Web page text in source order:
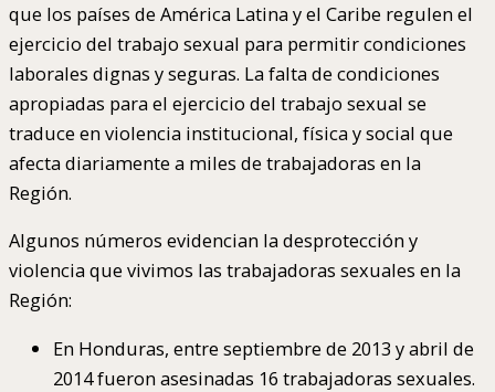
que los países de América Latina y el Caribe regulen el
ejercicio del trabajo sexual para permitir condiciones
laborales dignas y seguras. La falta de condiciones
apropiadas para el ejercicio del trabajo sexual se
traduce en violencia institucional, física y social que
afecta diariamente a miles de trabajadoras en la
Región.
Algunos números evidencian la desprotección y
violencia que vivimos las trabajadoras sexuales en la
Región:
En Honduras, entre septiembre de 2013 y abril de
2014 fueron asesinadas 16 trabajadoras sexuales.